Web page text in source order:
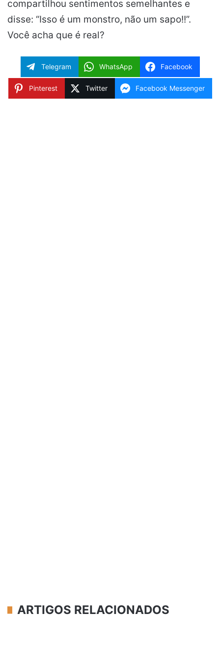
compartilhou sentimentos semelhantes e
disse: “Isso é um monstro, não um sapo!!”.
Você acha que é real?
Telegram WhatsApp Facebook
Pinterest Twitter Facebook Messenger
ARTIGOS RELACIONADOS